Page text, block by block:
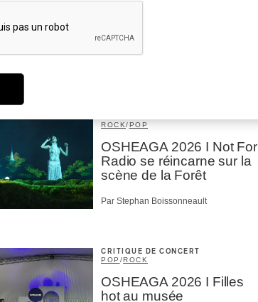
d’exceptions
ROCK/POP
OSHEAGA 2026 I Not For
Radio se réincarne sur la
scène de la Forêt
Par Stephan Boissonneault
CRITIQUE DE CONCERT
POP /ROCK
OSHEAGA 2026 I Filles
hot au musée